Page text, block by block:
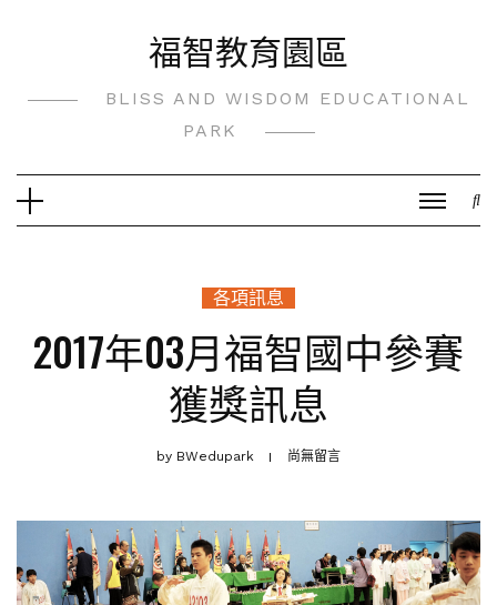
福智教育園區
BLISS AND WISDOM EDUCATIONAL
PARK
各項訊息
2017年03月福智國中參賽
獲獎訊息
by BWedupark 尚無留言